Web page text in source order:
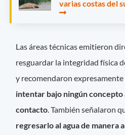
varias costas del
Las áreas técnicas emitieron
resguardar la integridad física
y recomendaron
intentar bajo ningún
contacto . También señalaron
regresarlo al agua de manera